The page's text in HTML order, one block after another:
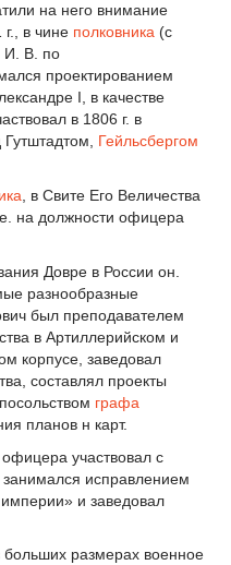
на него внимание
г., в чине полковника (с
И. В. по
проектированием
I, в качестве
в 1806 г. в
Гейльсбергом
, в Свите Его Величества
е. на должности офицера
Довре в России он.
разнообразные
был преподавателем
в Артиллерийском и
корпусе, заведовал
составлял проекты
графа
планов н карт.
офицера участвовал с
исправлением
и заведовал
размерах военное